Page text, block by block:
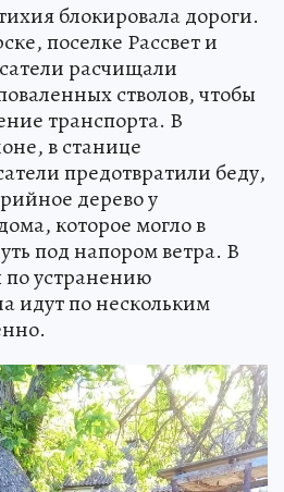
блокировала дороги.
поселке Рассвет и
расчищали
стволов, чтобы
транспорта. В
в станице
предотвратили беду,
дерево у
которое могло в
под напором ветра. В
устранению
идут по нескольким